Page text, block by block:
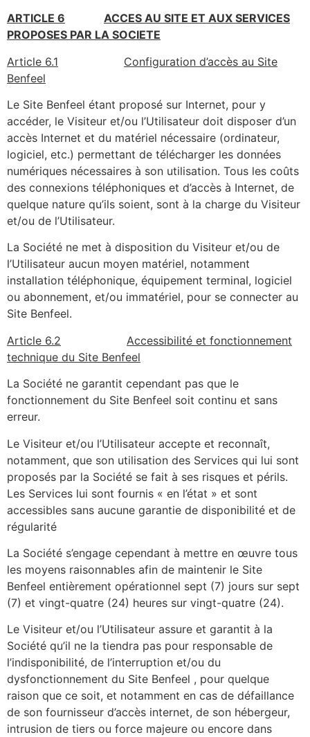
ARTICLE 6
ACCES AU SITE ET AUX SERVICES
PROPOSES PAR LA SOCIETE
Article 6.1
Configuration d’accès au Site
Benfeel
Le Site Benfeel étant proposé sur Internet, pour y
accéder, le Visiteur et/ou l’Utilisateur doit disposer d’un
accès Internet et du matériel nécessaire (ordinateur,
logiciel, etc.) permettant de télécharger les données
numériques nécessaires à son utilisation. Tous les coûts
des connexions téléphoniques et d’accès à Internet, de
quelque nature qu’ils soient, sont à la charge du Visiteur
et/ou de l’Utilisateur.
La Société ne met à disposition du Visiteur et/ou de
l’Utilisateur aucun moyen matériel, notamment
installation téléphonique, équipement terminal, logiciel
ou abonnement, et/ou immatériel, pour se connecter au
Site Benfeel.
Article 6.2
Accessibilité et fonctionnement
technique du Site Benfeel
La Société ne garantit cependant pas que le
fonctionnement du Site Benfeel soit continu et sans
erreur.
Le Visiteur et/ou l’Utilisateur accepte et reconnaît,
notamment, que son utilisation des Services qui lui sont
proposés par la Société se fait à ses risques et périls.
Les Services lui sont fournis « en l’état » et sont
accessibles sans aucune garantie de disponibilité et de
régularité
La Société s’engage cependant à mettre en œuvre tous
les moyens raisonnables afin de maintenir le Site
Benfeel entièrement opérationnel sept (7) jours sur sept
(7) et vingt-quatre (24) heures sur vingt-quatre (24).
Le Visiteur et/ou l’Utilisateur assure et garantit à la
Société qu’il ne la tiendra pas pour responsable de
l’indisponibilité, de l’interruption et/ou du
dysfonctionnement du Site Benfeel , pour quelque
raison que ce soit, et notamment en cas de défaillance
de son fournisseur d’accès internet, de son hébergeur,
intrusion de tiers ou force majeure ou encore dans